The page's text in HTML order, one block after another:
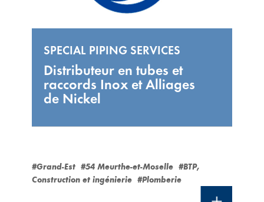
SPECIAL PIPING SERVICES
Distributeur en tubes et
raccords Inox et Alliages
de Nickel
#Grand-Est #54 Meurthe-et-Moselle #BTP,
Construction et ingénierie #Plomberie